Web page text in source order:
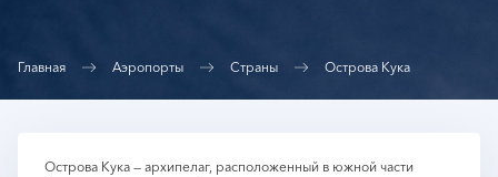
Главная Аэропорты Страны Острова Кука
Острова Кука — архипелаг, расположенный в южной части